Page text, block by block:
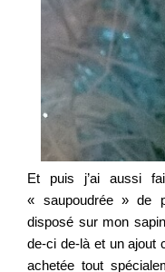
Et puis j’ai aussi
« saupoudrée » de
disposé sur mon
de-ci de-là et un ajout
achetée tout